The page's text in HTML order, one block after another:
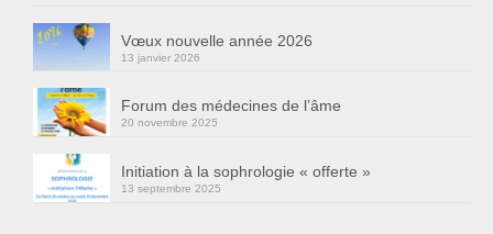
Vœux nouvelle année 2026
13 janvier 2026
Forum des médecines de l’âme
20 novembre 2025
Initiation à la sophrologie « offerte »
13 septembre 2025